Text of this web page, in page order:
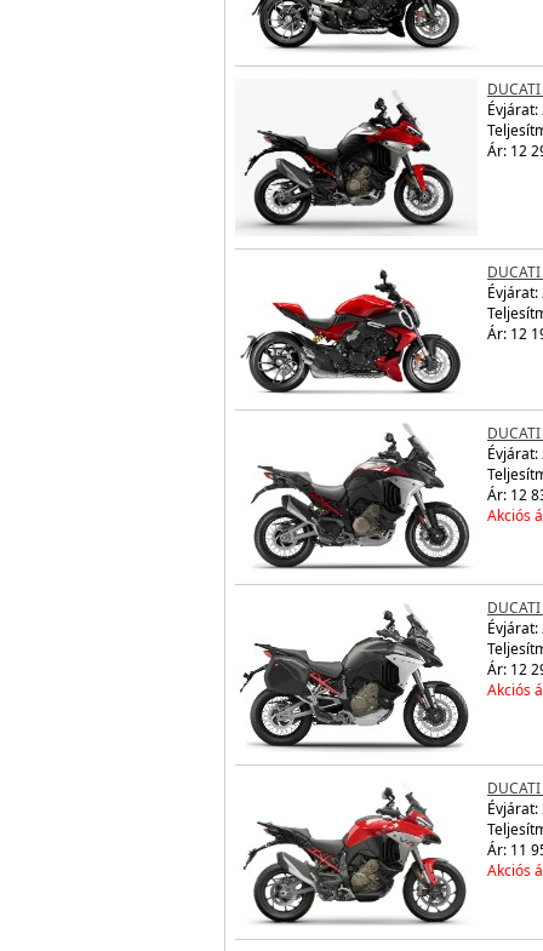
Évjárat:
Ár: 12
Évjárat:
Ár: 12
Évjárat:
Ár: 12
Akciós
Évjárat:
Ár: 12
Akciós
Évjárat:
Ár: 11
Akciós